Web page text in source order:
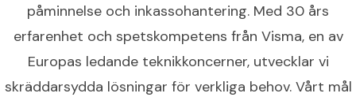
påminnelse och inkassohantering. Med 30 års
erfarenhet och spetskompetens från Visma, en av
Europas ledande teknikkoncerner, utvecklar vi
skräddarsydda lösningar för verkliga behov. Vårt mål